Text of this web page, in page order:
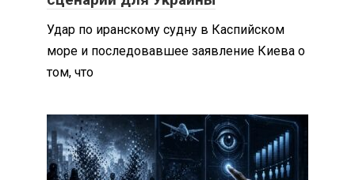
Удар по иранскому судну в Каспийском
море и последовавшее заявление Киева о
том, что